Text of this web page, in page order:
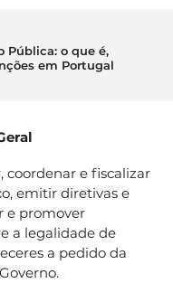
Pública: o que é,
em Portugal
e fiscalizar
emitir diretivas e
e promover
a legalidade de
a pedido da